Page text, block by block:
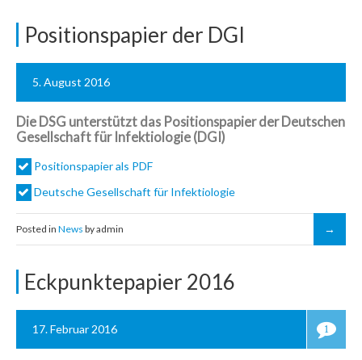
Positionspapier der DGI
5. August 2016
Die DSG unterstützt das Positionspapier der Deutschen
Gesellschaft für Infektiologie (DGI)
Positionspapier als PDF
Deutsche Gesellschaft für Infektiologie
Posted in News by admin
Eckpunktepapier 2016
1
17. Februar 2016